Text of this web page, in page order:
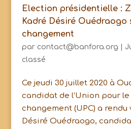
Election présidentielle :
Kadré Désiré Ouédraogo
changement
par contact@banfora.org
classé
Ce jeudi 30 juillet 2020 à
candidat de l’Union pour
changement (UPC) a rendu
Désiré Ouédraogo,